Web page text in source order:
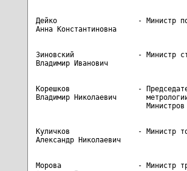
Дейко                   - Министр по
Зиновский               - Министр
Корешков                -
Владимир Николаевич
Куличков                - Министр
Морова                  - Министр